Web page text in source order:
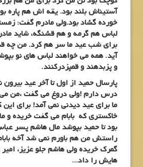
آستیناش بلند بود. یقه اش هم
خورده گشاد بود.ولی مادرم گفت:
لباس هم گرمه و هم قشنگه، شاید
برای شب عید ما سر هم کرد. من چه
آید. همه می خواهند لباس های نو
و پزبدهند و قمپزدرکنند.
پارسال حمید از اول تا آخر عید
درس دارم !ولی دروغ می گفت ،من می
ما برای عید دیدنی نمی آمد! برای
خاکستری که بابام می گفت خریده و
بود تا حمید بپوشد مال هاشم پسر
راستش من هم باورم نمی شد آخه
گمرک خریده ولی هاشم جلو عزیز، امیر
هایش را داد...